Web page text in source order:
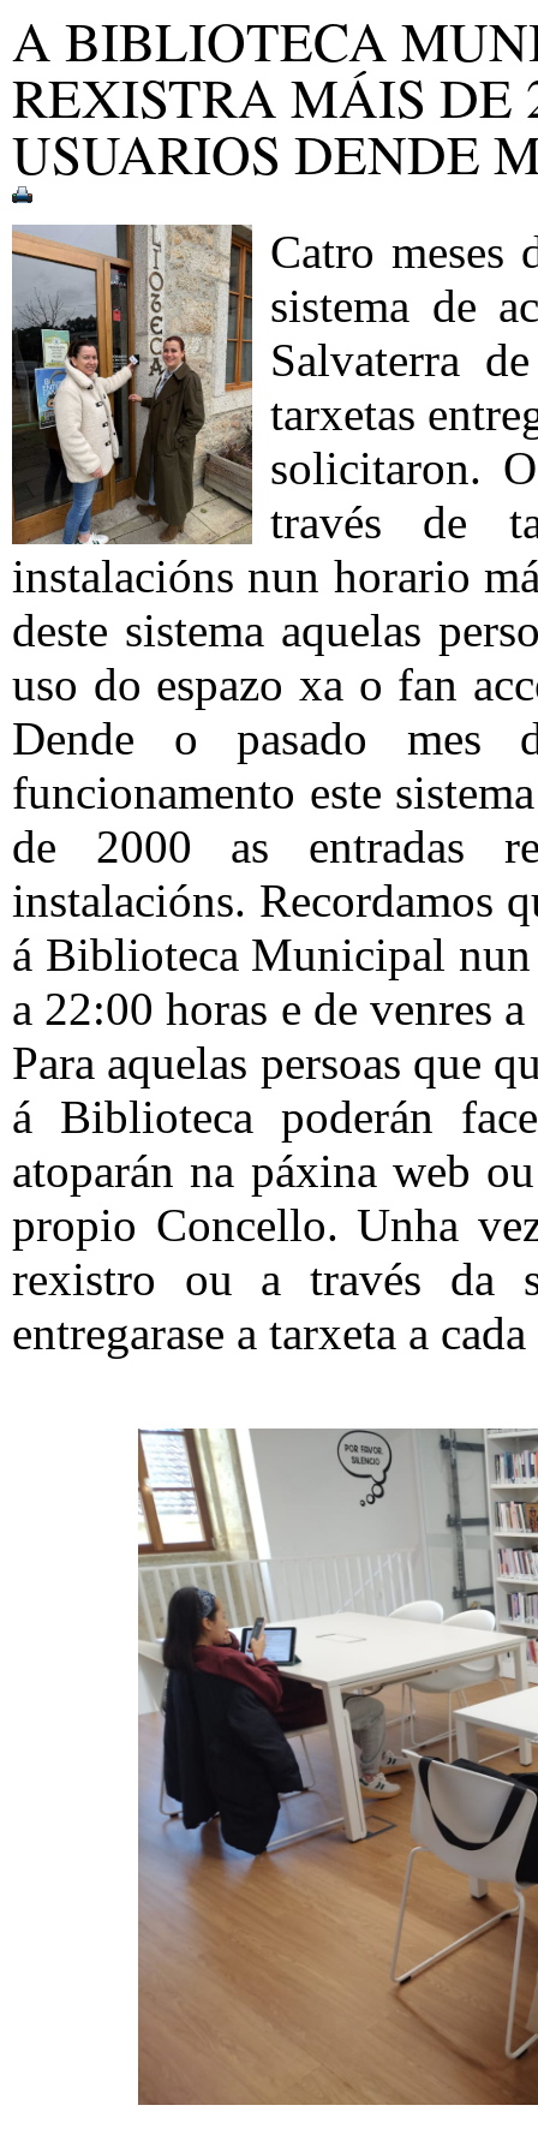
A BIBLIOTECA
REXISTRA MÁIS DE
USUARIOS DENDE
Catro meses
sistema de
Salvaterra
tarxetas
solicitaron.
través de
instalacións nun horario
deste sistema aquelas
uso do espazo xa o fan
Dende o pasado mes
funcionamento este
de 2000 as entradas
instalacións. Recordamos
á Biblioteca Municipal
a 22:00 horas e de venres
Para aquelas persoas que
á Biblioteca poderán
atoparán na páxina web
propio Concello. Unha
rexistro ou a través da
entregarase a tarxeta a